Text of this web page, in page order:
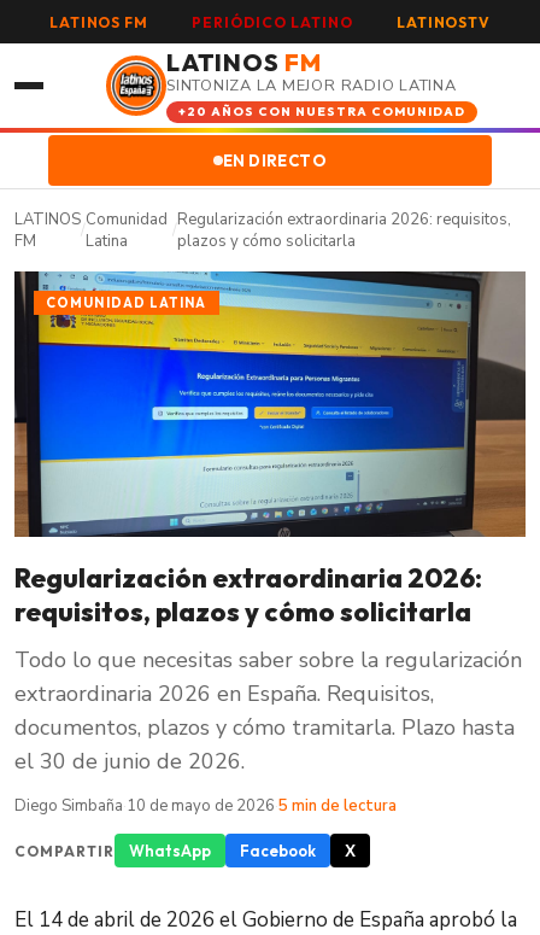
LATINOS FM PERIÓDICO LATINO LATINOSTV
LATINOS FM
SINTONIZA LA MEJOR RADIO LATINA
+20 AÑOS CON NUESTRA COMUNIDAD
EN DIRECTO
LATINOS
FM
/Comunidad
Latina
/Regularización extraordinaria 2026: requisitos,
plazos y cómo solicitarla
COMUNIDAD LATINA
Regularización extraordinaria 2026:
requisitos, plazos y cómo solicitarla
Todo lo que necesitas saber sobre la regularización
extraordinaria 2026 en España. Requisitos,
documentos, plazos y cómo tramitarla. Plazo hasta
el 30 de junio de 2026.
Diego Simbaña·10 de mayo de 2026·5 min de lectura
COMPARTIR WhatsApp Facebook X
El 14 de abril de 2026 el Gobierno de España aprobó la